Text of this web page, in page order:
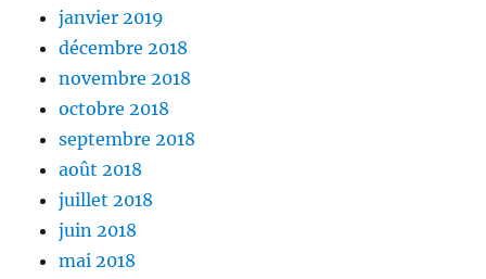
janvier 2019
décembre 2018
novembre 2018
octobre 2018
septembre 2018
août 2018
juillet 2018
juin 2018
mai 2018